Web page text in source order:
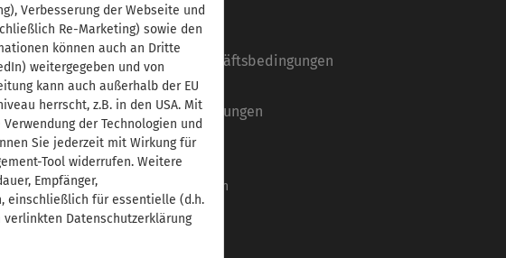
Partner
Impressum
Allgemeine Geschäftsbedingungen
Datenschutz
Systemvoraussetzungen
Barrierefreiheit
Mediadaten
Cookie-Einstellungen
Verbesserung der Webseite und
Re-Marketing) sowie den
können auch an Dritte
weitergegeben und von
kann auch außerhalb der EU
herrscht, z.B. in den USA. Mit
der Technologien und
Sie jederzeit mit Wirkung für
Tool widerrufen. Weitere
Empfänger,
einschließlich für essentielle (d.h.
Datenschutzerklärung